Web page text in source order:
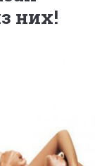
них!